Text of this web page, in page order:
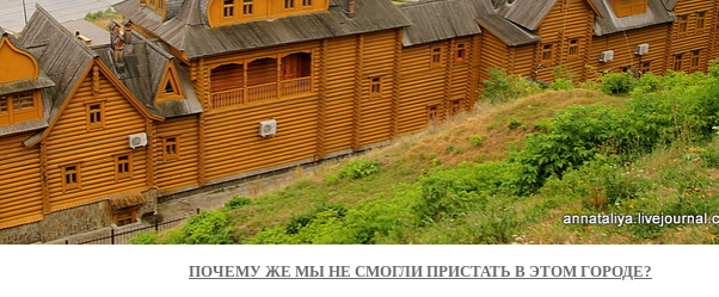
ПОЧЕМУ ЖЕ МЫ НЕ СМОГЛИ ПРИСТАТЬ В ЭТОМ ГОРОДЕ?